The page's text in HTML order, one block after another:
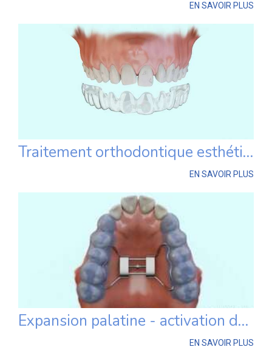
EN SAVOIR PLUS
Traitement orthodontique esthétique par gouttières
EN SAVOIR PLUS
Expansion palatine - activation du disjoncteur
EN SAVOIR PLUS